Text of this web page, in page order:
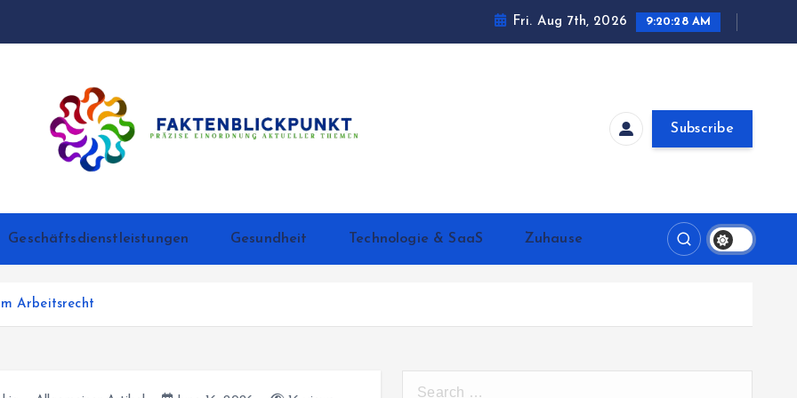
Fri. Aug 7th, 2026 9:20:28 AM
Subscribe
Geschäftsdienstleistungen Gesundheit Technologie & SaaS Zuhause
Arbeitsrecht